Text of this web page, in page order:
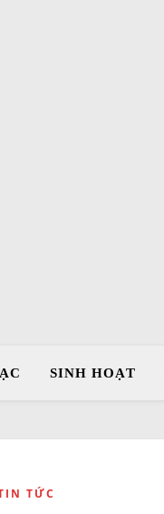
SINH HOẠT
TỨC